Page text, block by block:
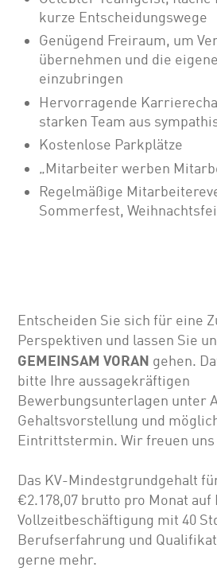
kurze Entscheidungswege
Genügend Freiraum, um
übernehmen und die
einzubringen
Hervorragende
starken Team aus
Kostenlose Parkplätze
„Mitarbeiter werben
Regelmäßige
Sommerfest,
Entscheiden Sie sich für eine
Perspektiven und lassen Sie
GEMEINSAM VORAN gehen.
bitte Ihre aussagekräftigen
Bewerbungsunterlagen unter
Gehalts­vor­stellung und
Eintrittstermin. Wir freuen uns
Das KV-Mindestgrundgehalt
€2.178,07 brutto pro Monat auf
Vollzeitbeschäftigung mit 40
Berufserfahrung und
gerne mehr.